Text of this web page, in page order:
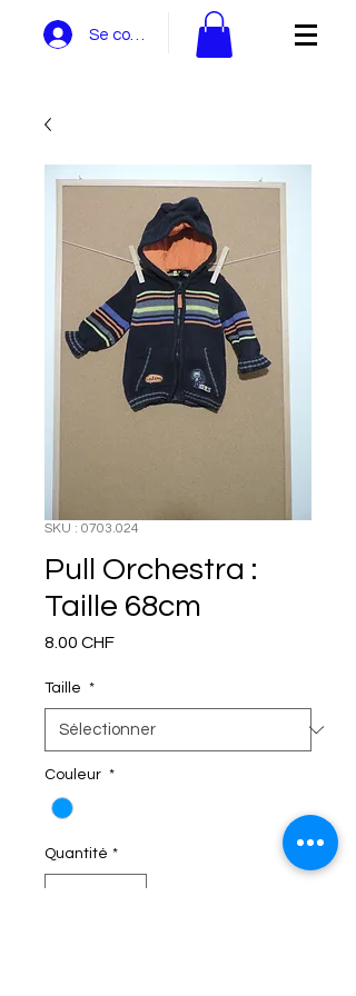
Se connecter
SKU : 0703.024
Pull Orchestra :
Taille 68cm
8.00 CHFPrix
Taille *
Couleur *
Quantité *